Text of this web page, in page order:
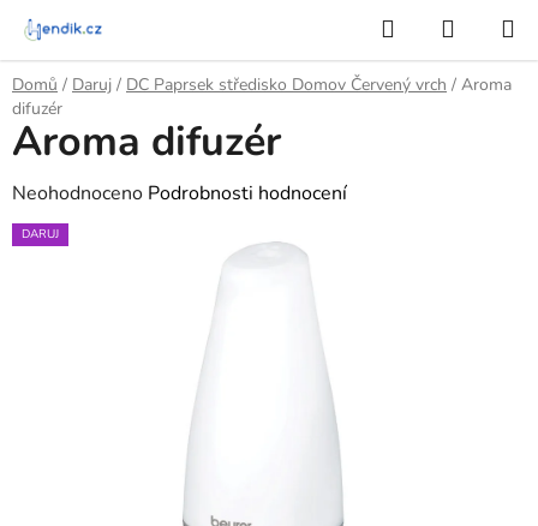
Přejít
obsah
Hledat
KOŠÍK
Domů / Daruj / DC Paprsek středisko Domov Červený vrch / Aroma
difuzér
Aroma difuzér
Průměrné
hodnocení
Neohodnoceno Podrobnosti hodnocení
DARUJ